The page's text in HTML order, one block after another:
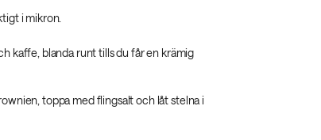
i mikron.
kaffe, blanda runt tills du får en krämig
toppa med flingsalt och låt stelna i